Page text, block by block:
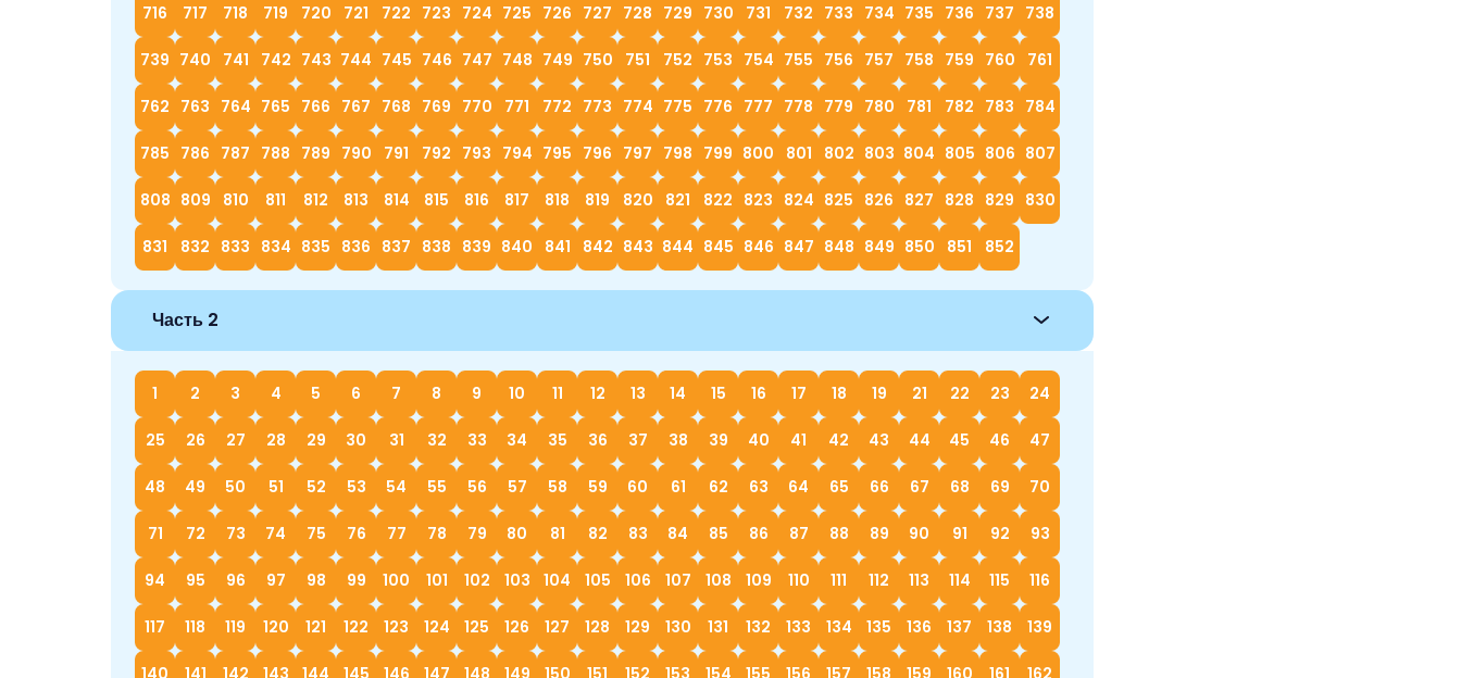
716 717 718 719 720 721 722 723 724 725 726 727 728 729 730 731 732 733 734 735 736 737 738
739 740 741 742 743 744 745 746 747 748 749 750 751 752 753 754 755 756 757 758 759 760 761
762 763 764 765 766 767 768 769 770 771 772 773 774 775 776 777 778 779 780 781 782 783 784
785 786 787 788 789 790 791 792 793 794 795 796 797 798 799 800 801 802 803 804 805 806 807
808 809 810 811 812 813 814 815 816 817 818 819 820 821 822 823 824 825 826 827 828 829 830
831 832 833 834 835 836 837 838 839 840 841 842 843 844 845 846 847 848 849 850 851 852
Часть 2
1 2 3 4 5 6 7 8 9 10 11 12 13 14 15 16 17 18 19 21 22 23 24
25 26 27 28 29 30 31 32 33 34 35 36 37 38 39 40 41 42 43 44 45 46 47
48 49 50 51 52 53 54 55 56 57 58 59 60 61 62 63 64 65 66 67 68 69 70
71 72 73 74 75 76 77 78 79 80 81 82 83 84 85 86 87 88 89 90 91 92 93
94 95 96 97 98 99 100 101 102 103 104 105 106 107 108 109 110 111 112 113 114 115 116
117 118 119 120 121 122 123 124 125 126 127 128 129 130 131 132 133 134 135 136 137 138 139
140 141 142 143 144 145 146 147 148 149 150 151 152 153 154 155 156 157 158 159 160 161 162